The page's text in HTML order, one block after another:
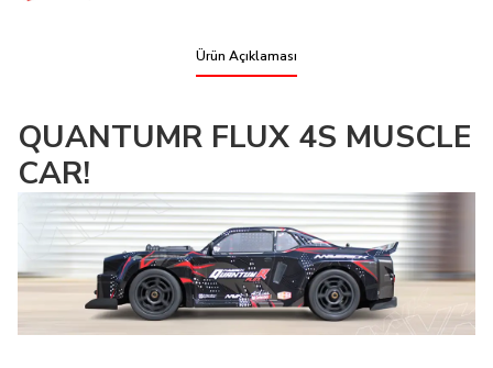
Ürün Açıklaması
QUANTUMR FLUX 4S MUSCLE
CAR!